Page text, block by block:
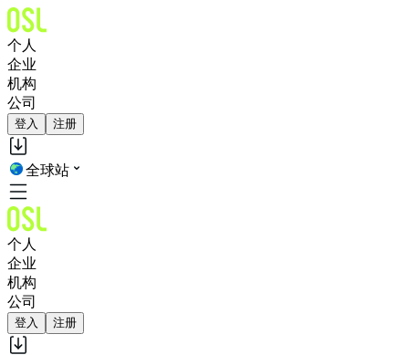
个人
企业
机构
公司
登入 注册
全球站
个人
企业
机构
公司
登入 注册